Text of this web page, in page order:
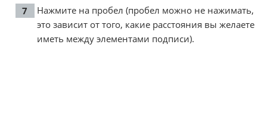
Нажмите на пробел (пробел можно не нажимать,
это зависит от того, какие расстояния вы желаете
иметь между элементами подписи).